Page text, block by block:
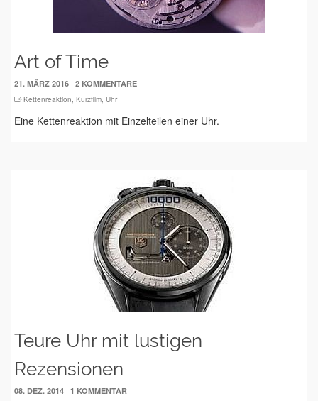
Art of Time
21. MÄRZ 2016 | 2 KOMMENTARE
Kettenreaktion, Kurzfilm, Uhr
Eine Kettenreaktion mit Einzelteilen einer Uhr.
Teure Uhr mit lustigen
Rezensionen
08. DEZ. 2014 | 1 KOMMENTAR